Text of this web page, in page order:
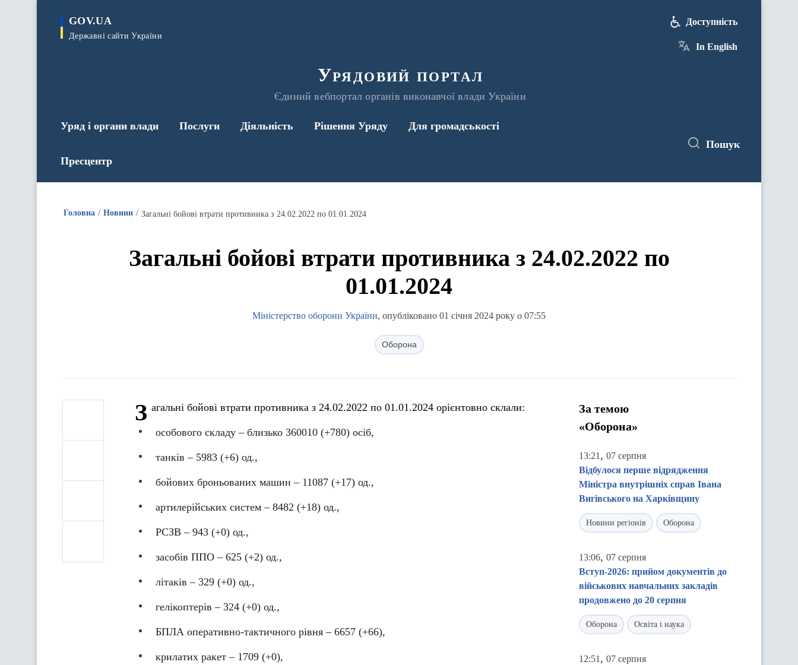
GOV.UA
Державні сайти України
Урядовий портал
Єдиний вебпортал органів виконавчої влади України
Доступність
In English
Уряд і органи влади Послуги Діяльність Рішення Уряду Для громадськості
Пресцентр
Пошук
Головна Новини Загальні бойові втрати противника з 24.02.2022 по 01.01.2024
Загальні бойові втрати противника з 24.02.2022 по
01.01.2024
Міністерство оборони України, опубліковано 01 січня 2024 року о 07:55
Оборона
З агальні бойові втрати противника з 24.02.2022 по 01.01.2024 орієнтовно склали:
особового складу ‒ близько 360010 (+780) осіб,
танків ‒ 5983 (+6) од.,
бойових броньованих машин ‒ 11087 (+17) од.,
артилерійських систем – 8482 (+18) од.,
РСЗВ – 943 (+0) од.,
засобів ППО ‒ 625 (+2) од.,
літаків – 329 (+0) од.,
гелікоптерів – 324 (+0) од.,
БПЛА оперативно-тактичного рівня – 6657 (+66),
крилатих ракет ‒ 1709 (+0),
За темою
«Оборона»
13:21 , 07 серпня
Відбулося перше відрядження
Міністра внутрішніх справ Івана
Вигівського на Харківщину
Новини регіонів Оборона
13:06, 07 серпня
Вступ-2026: прийом документів до
військових навчальних закладів
продовжено до 20 серпня
Оборона Освіта і наука
12:51 , 07 серпня